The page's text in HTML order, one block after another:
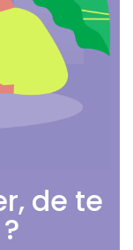
de te